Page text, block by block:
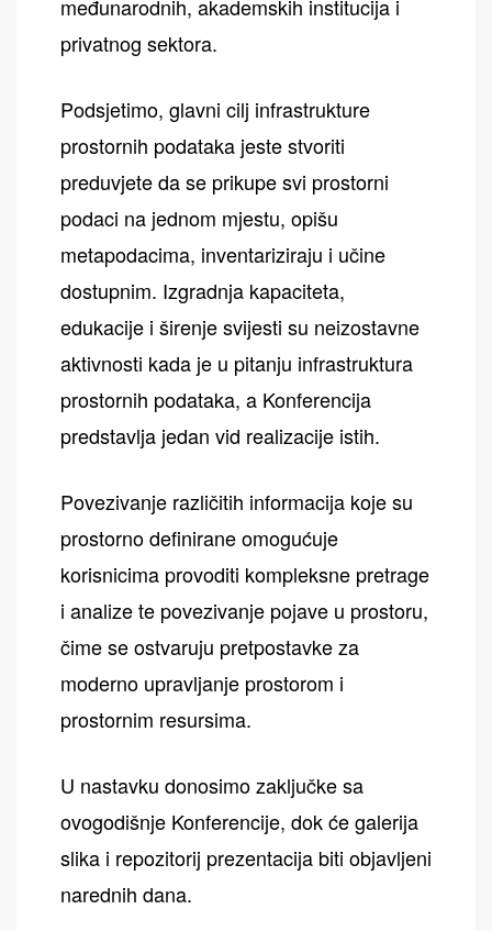
međunarodnih, akademskih institucija i
privatnog sektora.
Podsjetimo, glavni cilj infrastrukture
prostornih podataka jeste stvoriti
preduvjete da se prikupe svi prostorni
podaci na jednom mjestu, opišu
metapodacima, inventariziraju i učine
dostupnim. Izgradnja kapaciteta,
edukacije i širenje svijesti su neizostavne
aktivnosti kada je u pitanju infrastruktura
prostornih podataka, a Konferencija
predstavlja jedan vid realizacije istih.
Povezivanje različitih informacija koje su
prostorno definirane omogućuje
korisnicima provoditi kompleksne pretrage
i analize te povezivanje pojave u prostoru,
čime se ostvaruju pretpostavke za
moderno upravljanje prostorom i
prostornim resursima.
U nastavku donosimo zaključke sa
ovogodišnje Konferencije, dok će galerija
slika i repozitorij prezentacija biti objavljeni
narednih dana.